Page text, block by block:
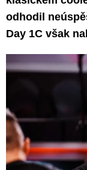
odhodil
Day 1C však